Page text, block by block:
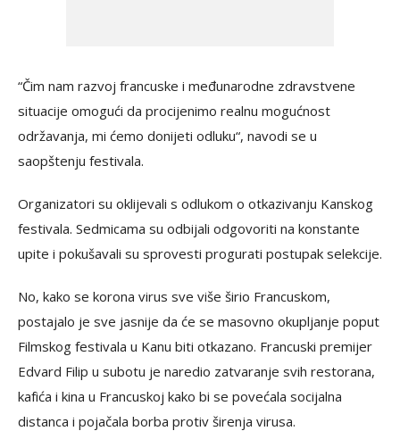
“Čim nam razvoj francuske i međunarodne zdravstvene
situacije omogući da procijenimo realnu mogućnost
održavanja, mi ćemo donijeti odluku“, navodi se u
saopštenju festivala.
Organizatori su oklijevali s odlukom o otkazivanju Kanskog
festivala. Sedmicama su odbijali odgovoriti na konstante
upite i pokušavali su sprovesti progurati postupak selekcije.
No, kako se korona virus sve više širio Francuskom,
postajalo je sve jasnije da će se masovno okupljanje poput
Filmskog festivala u Kanu biti otkazano. Francuski premijer
Edvard Filip u subotu je naredio zatvaranje svih restorana,
kafića i kina u Francuskoj kako bi se povećala socijalna
distanca i pojačala borba protiv širenja virusa.